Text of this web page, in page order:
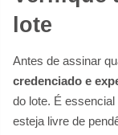
lote
Antes de assinar
credenciado e
do lote. É
esteja livre de